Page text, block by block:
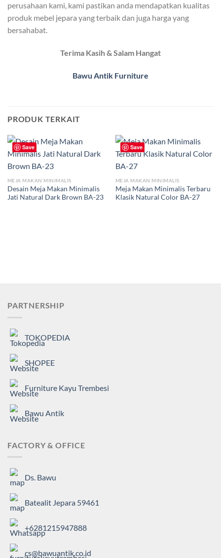
perusahaan kami, kami pastikan anda mendapatkan kualitas
produk mebel jepara yang terbaik dan juga harga yang
bersahabat.
Terima Kasih & Salam Hangat
Bawu Antik Furniture
PRODUK TERKAIT
Save
MEJA MAKAN MINIMALIS
Desain Meja Makan Minimalis
Jati Natural Dark Brown BA-23
Save
MEJA MAKAN MINIMALIS
Meja Makan Minimalis Terbaru
Klasik Natural Color BA-27
PARTNERSHIP
TOKOPEDIA
SHOPEE
Furniture Kayu Trembesi
Bawu Antik
FACTORY & OFFICE
Ds. Bawu
Batealit Jepara 59461
+6281215947888
cs@bawuantik.co.id